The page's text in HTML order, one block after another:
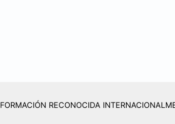
FORMACIÓN RECONOCIDA